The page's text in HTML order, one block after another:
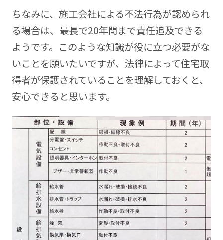
ちなみに、施工会社による不法行為が認められ
る場合は、最長で20年間まで責任追及できる
ようです。このような知識が役に立つ必要がな
いことを願いたいですが、法律によって住宅取
得者が保護されていることを理解しておくと、
安心できると思います。